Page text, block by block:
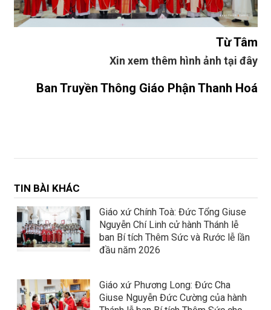
Từ Tâm
Xin xem thêm hình ảnh tại đây
Ban Truyền Thông Giáo Phận Thanh Hoá
TIN BÀI KHÁC
Giáo xứ Chính Toà: Đức Tổng Giuse
Nguyễn Chí Linh cử hành Thánh lễ
ban Bí tích Thêm Sức và Rước lễ lần
đầu năm 2026
Giáo xứ Phương Long: Đức Cha
Giuse Nguyễn Đức Cường của hành